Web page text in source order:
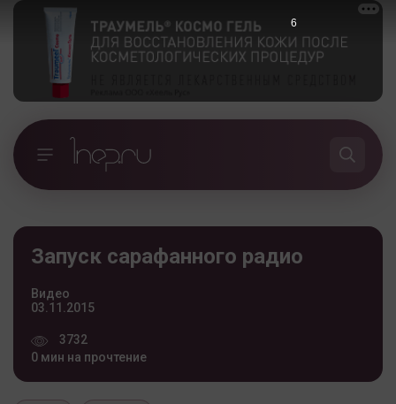
Запуск сарафанного радио
Видео
03.11.2015
3732
0 мин на прочтение
6